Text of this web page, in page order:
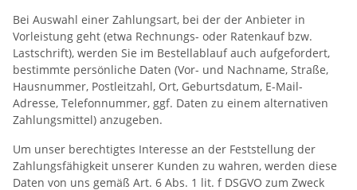
Bei Auswahl einer Zahlungsart, bei der der Anbieter in
Vorleistung geht (etwa Rechnungs- oder Ratenkauf bzw.
Lastschrift), werden Sie im Bestellablauf auch aufgefordert,
bestimmte persönliche Daten (Vor- und Nachname, Straße,
Hausnummer, Postleitzahl, Ort, Geburtsdatum, E-Mail-
Adresse, Telefonnummer, ggf. Daten zu einem alternativen
Zahlungsmittel) anzugeben.
Um unser berechtigtes Interesse an der Feststellung der
Zahlungsfähigkeit unserer Kunden zu wahren, werden diese
Daten von uns gemäß Art. 6 Abs. 1 lit. f DSGVO zum Zweck